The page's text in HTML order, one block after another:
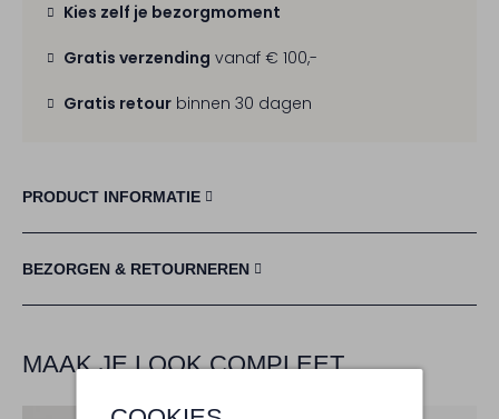
Kies zelf je bezorgmoment
Gratis verzending vanaf € 100,-
Gratis retour binnen 30 dagen
PRODUCT INFORMATIE
BEZORGEN & RETOURNEREN
MAAK JE LOOK COMPLEET